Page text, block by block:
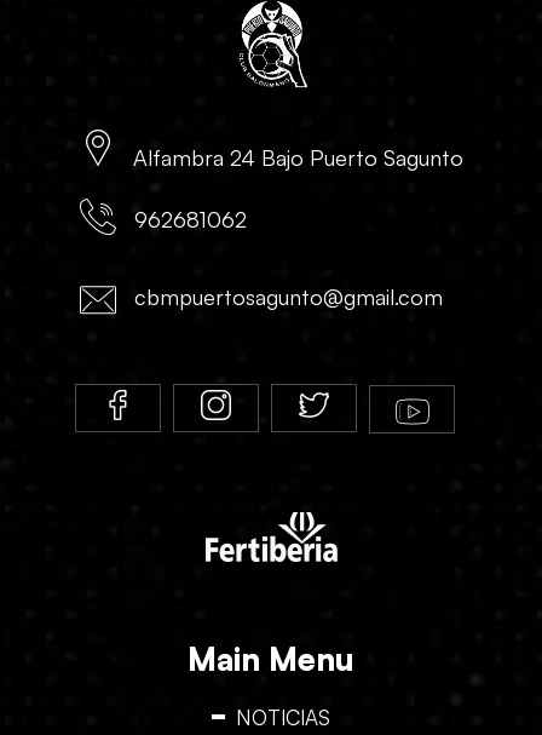
Alfambra 24 Bajo Puerto Sagunto
962681062
cbmpuertosagunto@gmail.com
Main Menu
NOTICIAS